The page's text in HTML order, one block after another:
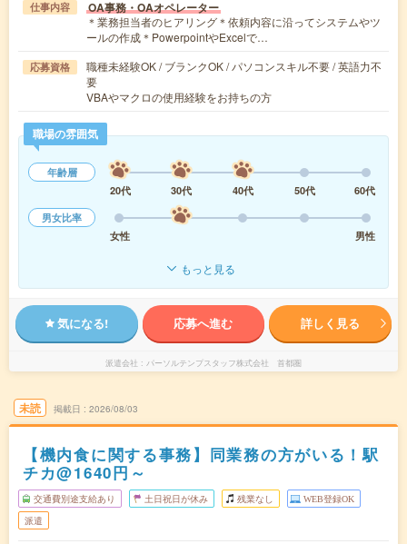
仕事内容 OA事務・OAオペレーター
＊業務担当者のヒアリング＊依頼内容に沿ってシステムやツ
ールの作成＊PowerpointやExcelで…
応募資格
職種未経験OK / ブランクOK / パソコンスキル不要 / 英語力不
要
VBAやマクロの使用経験をお持ちの方
職場の雰囲気
年齢層
20代
30代 40代 50代
60代
男女比率
女性
男性
もっと見る
気になる! 応募へ進む 詳しく見る
派遣会社 パーソルテンプスタッフ株式会社 首都圏
未読 掲載日 2026/08/03
【機内食に関する事務】同業務の方がいる！駅
チカ@1640円～
交通費別途支給あり 土日祝日が休み 残業なし WEB登録OK
派遣